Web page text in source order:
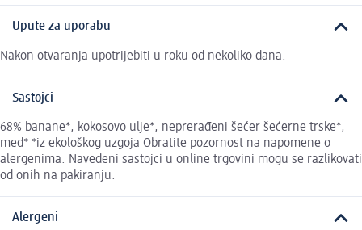
Upute za uporabu
Nakon otvaranja upotrijebiti u roku od nekoliko dana.
Sastojci
68% banane*, kokosovo ulje*, neprerađeni šećer šećerne trske*,
med* *iz ekološkog uzgoja Obratite pozornost na napomene o
alergenima. Navedeni sastojci u online trgovini mogu se razlikovati
od onih na pakiranju.
Alergeni